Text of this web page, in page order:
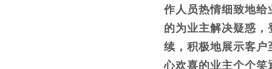
作人员热情细致地
的为业主解决疑惑
续，积极地展示客
心欢喜的业主个个